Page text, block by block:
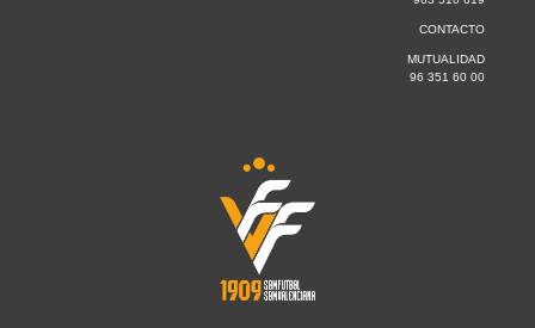
CONTACTO
MUTUALIDAD
96 351 60 00